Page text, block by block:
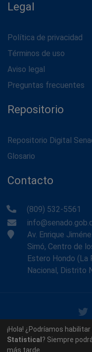
Legal
Política de privacidad
Términos de uso
Aviso legal
Preguntas frecuentes
Repositorio
Repositorio Digital
Glosario
Contacto
(809) 532-5561
Av. Enrique
Simó, Centro de
Estero Hondo (La
Nacional, Distrito
© 2026 - Memoria
Dominicana.
¡Hola! ¿Podríamos
Statistical ? Siempre
más tarde.